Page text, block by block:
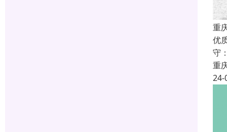
重
优
守
重
24-